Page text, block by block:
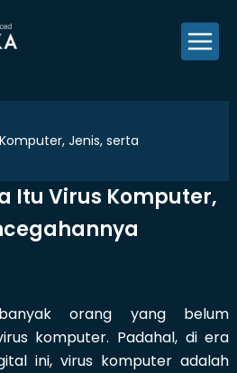
Jenis, serta
Itu Virus Komputer,
orang yang belum
komputer. Padahal, di era
ini, virus komputer adalah